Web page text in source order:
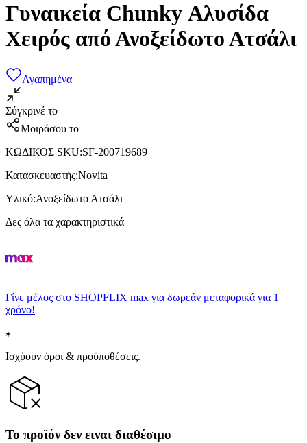
Γυναικεία Chunky Αλυσίδα
Χειρός από Ανοξείδωτο Ατσάλι
Αγαπημένα
Σύγκρινέ το
Μοιράσου το
ΚΩΔΙΚΟΣ SKU:SF-200719689
Κατασκευαστής:Novita
Υλικό:Ανοξείδωτο Ατσάλι
Δες όλα τα χαρακτηριστικά
Γίνε μέλος στο SHOPFLIX max για δωρεάν μεταφορικά για 1
χρόνο!
Ισχύουν όροι & προϋποθέσεις.
Το προϊόν δεν ειναι διαθέσιμο